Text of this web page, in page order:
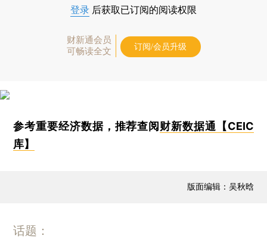
登录 后获取已订阅的阅读权限
财新通会员
可畅读全文
订阅/会员升级
参考重要经济数据，推荐查阅 财新数据通【CEIC
库】
版面编辑：吴秋晗
话题：